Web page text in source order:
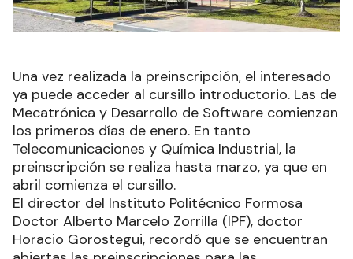
Una vez realizada la preinscripción, el interesado
ya puede acceder al cursillo introductorio. Las de
Mecatrónica y Desarrollo de Software comienzan
los primeros días de enero. En tanto
Telecomunicaciones y Química Industrial, la
preinscripción se realiza hasta marzo, ya que en
abril comienza el cursillo.
El director del Instituto Politécnico Formosa
Doctor Alberto Marcelo Zorrilla (IPF), doctor
Horacio Gorostegui, recordó que se encuentran